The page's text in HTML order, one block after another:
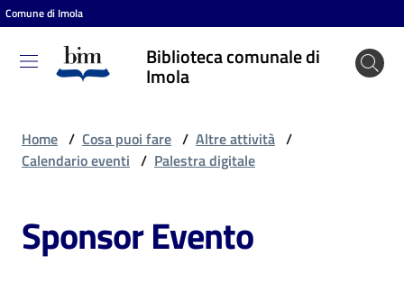
Vai al contenuto
Vai alla navigazione
Vai al footer
Comune di Imola
Biblioteca comunale di
Imola
Biblioteca
comunale
Home / Cosa puoi fare / Altre attività /
Calendario eventi / Palestra digitale
Sponsor Evento